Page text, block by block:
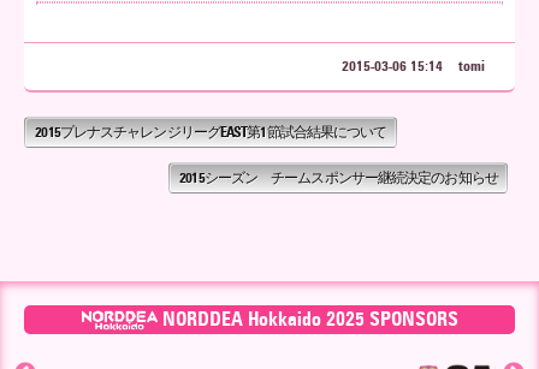
海
2015-03-06 15:14 tomi
2015プレナスチャレンジリーグEAST第1節試合結果について
2015シーズン チームスポンサー継続決定のお知らせ
NORDDEA Hokkaido 2025 SPONSORS